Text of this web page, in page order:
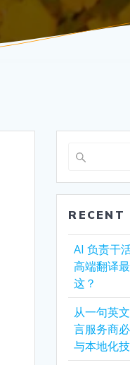
RECENT
AI 负责干
高端翻译
这？
从一句英
言服务商
与本地化